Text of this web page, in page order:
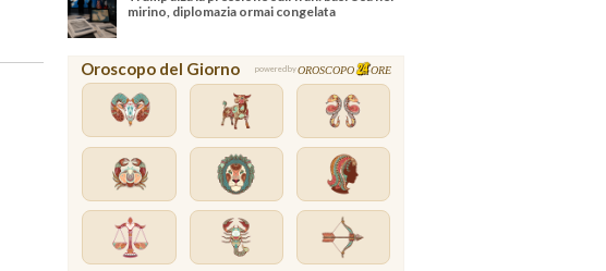
mirino, diplomazia ormai congelata
Oroscopo del Giorno powered byOROSCOPO ORE